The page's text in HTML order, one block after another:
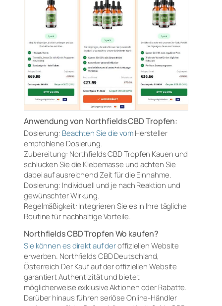
Anwendung von Northfields CBD Tropfen:
Dosierung: Beachten Sie die vomHersteller
empfohlene Dosierung.
Zubereitung: Northfields CBD Tropfen Kauen und
schlucken Sie die Klebemasse und achten Sie
dabei auf ausreichend Zeit für die Einnahme.
Dosierung: Individuell und je nach Reaktion und
gewünschter Wirkung.
Regelmäßigkeit: Integrieren Sie es in Ihre tägliche
Routine für nachhaltige Vorteile.
Northfields CBD Tropfen Wo kaufen?
Sie können es direkt auf deroffiziellen Website
erwerben. Northfields CBD Deutschland,
Österreich Der Kauf auf der offiziellen Website
garantiert Authentizität und bietet
möglicherweise exklusive Aktionen oder Rabatte.
Darüber hinaus führen seriöse Online-Händler